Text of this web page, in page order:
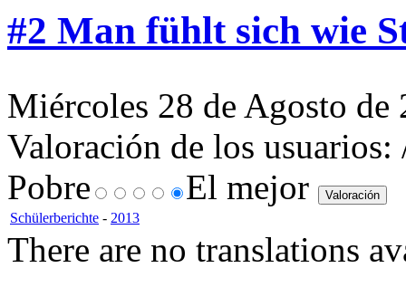
#2 Man fühlt sich wie
Miércoles 28 de Agosto
Valoración de los usuarios:
Pobre
El mejor
Schülerberichte - 2013
There are no translations